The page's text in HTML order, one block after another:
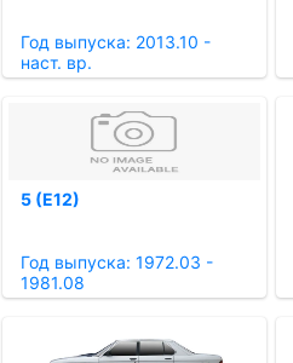
Год выпуска: 2013.10 -
наст. вр.
5 (E12)
Год выпуска: 1972.03 -
1981.08